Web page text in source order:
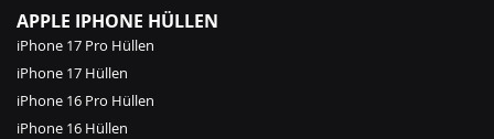
APPLE IPHONE HÜLLEN
iPhone 17 Pro Hüllen
iPhone 17 Hüllen
iPhone 16 Pro Hüllen
iPhone 16 Hüllen